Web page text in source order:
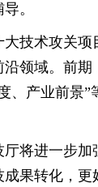
。
大技术攻关
领域。前
、产业前景
将进一步
果转化，更